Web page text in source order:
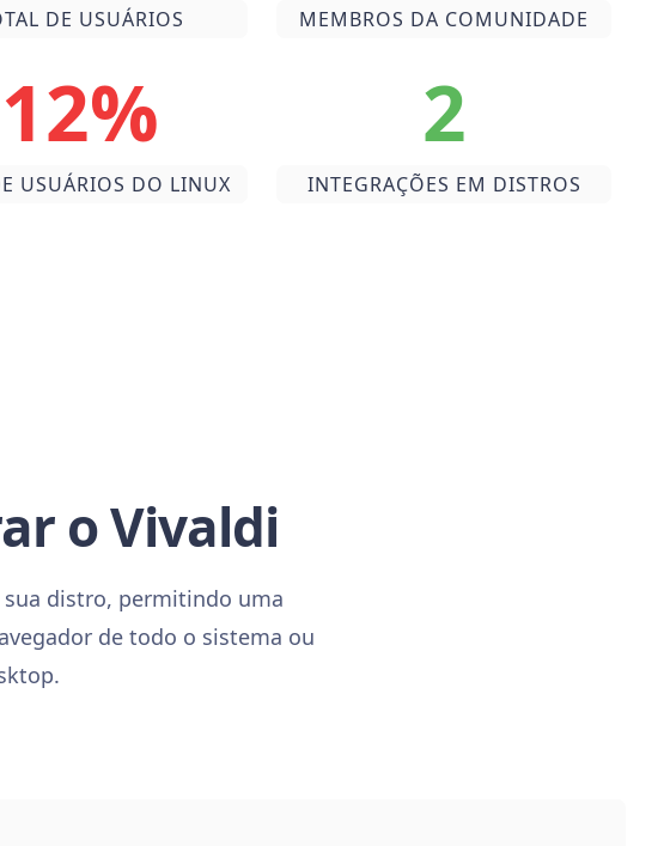
DE USUÁRIOS MEMBROS DA COMUNIDADE
12%
USUÁRIOS DO LINUX
2
INTEGRAÇÕES EM DISTROS
o Vivaldi
distro, permitindo uma
de todo o sistema ou